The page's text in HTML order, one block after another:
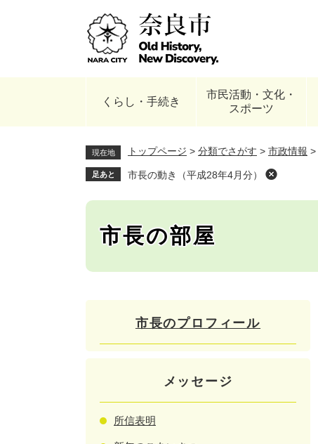
くらし・手続き
市民活動・文化・
スポーツ
現在地 トップページ > 分類でさがす > 市政情報 >
足あと 市長の動き（平成28年4月分）
市長の部屋
市長のプロフィール
メッセージ
所信表明